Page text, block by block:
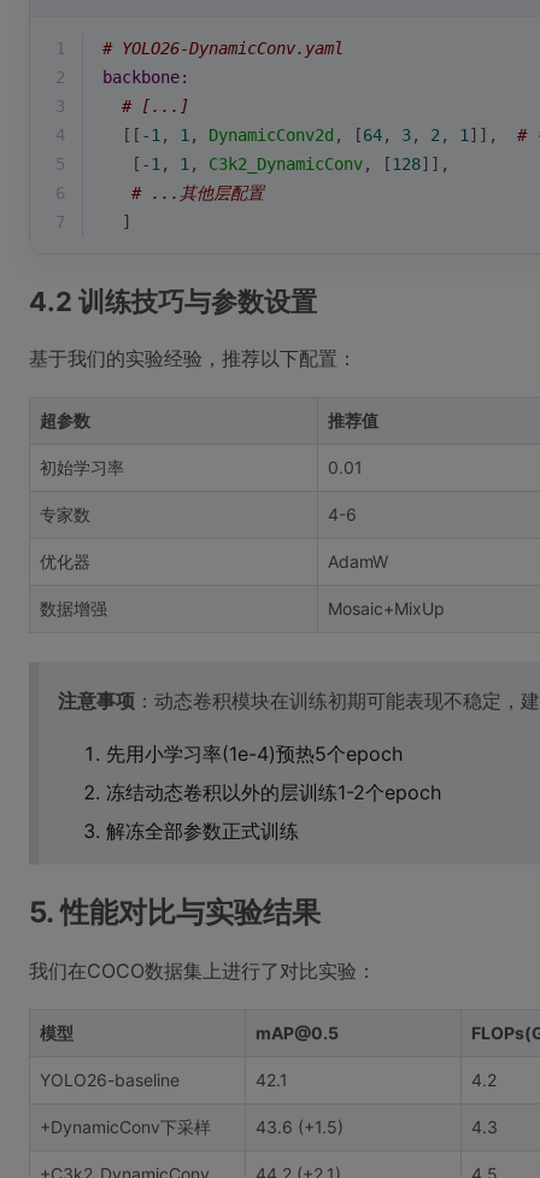
1
# YOLO26-DynamicConv.yaml
2
backbone:
3
# [...]
4
  [[
-1 , 1 , DynamicConv2d , [64, 3, 2 , 1 ]], #
5
   [
-1 , 1 , C3k2_DynamicConv, [128]],
6
# ...其他层配置
7
  ]
4.2 训练技巧与参数设置
基于我们的实验经验，推荐以下配置：
超参数 推荐值
初始学习率 0.01
专家数 4-6
优化器 AdamW
数据增强 Mosaic+MixUp
注意事项 ：动态卷积模块在训练初期可能表现不稳定，
先用小学习率(1e-4)预热5个epoch
冻结动态卷积以外的层训练1-2个epoch
解冻全部参数正式训练
5. 性能对比与实验结果
我们在COCO数据集上进行了对比实验：
模型 mAP@0.5
YOLO26-baseline 42.1 4.2
+DynamicConv下采样 43.6 (+1.5) 4.3
+C3k2_DynamicConv 44.2 (+2.1) 4.5